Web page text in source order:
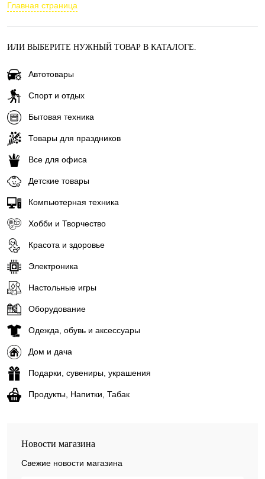
Главная страница
ИЛИ ВЫБЕРИТЕ НУЖНЫЙ ТОВАР В КАТАЛОГЕ.
Автотовары
Спорт и отдых
Бытовая техника
Товары для праздников
Все для офиса
Детские товары
Компьютерная техника
Хобби и Творчество
Красота и здоровье
Электроника
Настольные игры
Оборудование
Одежда, обувь и аксессуары
Дом и дача
Подарки, сувениры, украшения
Продукты, Напитки, Табак
Новости магазина
Свежие новости магазина